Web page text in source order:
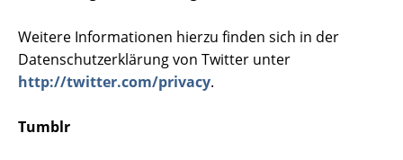
Weitere Informationen hierzu finden sich in der
Datenschutzerklärung von Twitter unter
http://twitter.com/privacy.
Tumblr